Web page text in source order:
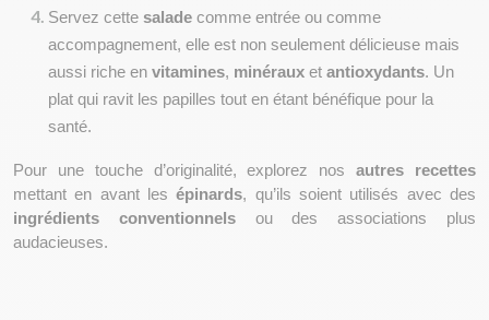
Servez cette salade comme entrée ou comme
accompagnement, elle est non seulement délicieuse mais
aussi riche en vitamines, minéraux et antioxydants. Un
plat qui ravit les papilles tout en étant bénéfique pour la
santé.
Pour une touche d’originalité, explorez nos autres recettes
mettant en avant les épinards
ingrédients conventionnels ou des associations plus
audacieuses.